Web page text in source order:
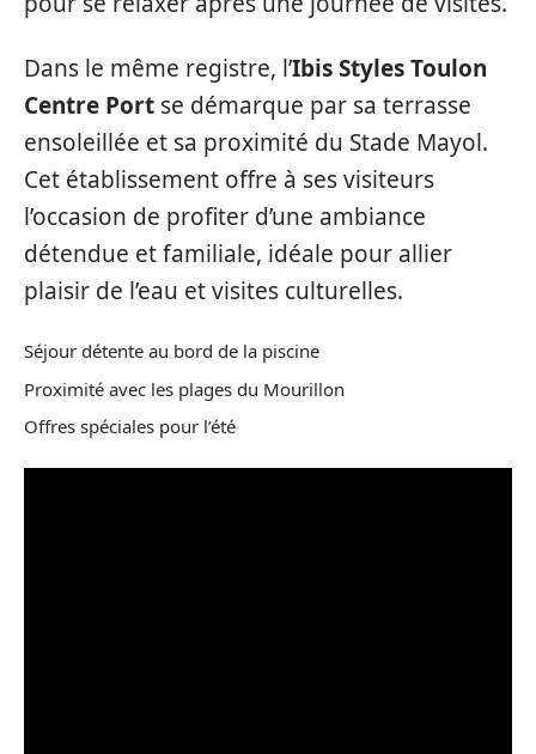
Dans le même registre, l’Ibis Styles Toulon
Centre Port se démarque par sa terrasse
ensoleillée et sa proximité du Stade Mayol.
Cet établissement offre à ses visiteurs
l’occasion de profiter d’une ambiance
détendue et familiale, idéale pour allier
plaisir de l’eau et visites culturelles.
Séjour détente au bord de la piscine
Proximité avec les plages du Mourillon
Offres spéciales pour l’été